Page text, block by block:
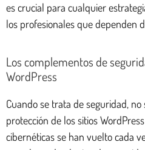
es crucial para cualquier
los profesionales que dependen
Los complementos de
WordPress
Cuando se trata de seguridad,
protección de los sitios
cibernéticas se han vuelto cada